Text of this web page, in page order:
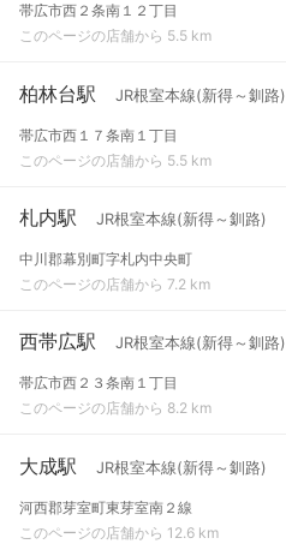
帯広市西２条南１２丁目
このページの店舗から 5.5 km
柏林台駅 JR根室本線(新得～釧路)
帯広市西１７条南１丁目
このページの店舗から 5.5 km
札内駅 JR根室本線(新得～釧路)
中川郡幕別町字札内中央町
このページの店舗から 7.2 km
西帯広駅 JR根室本線(新得～釧路)
帯広市西２３条南１丁目
このページの店舗から 8.2 km
大成駅 JR根室本線(新得～釧路)
河西郡芽室町東芽室南２線
このページの店舗から 12.6 km